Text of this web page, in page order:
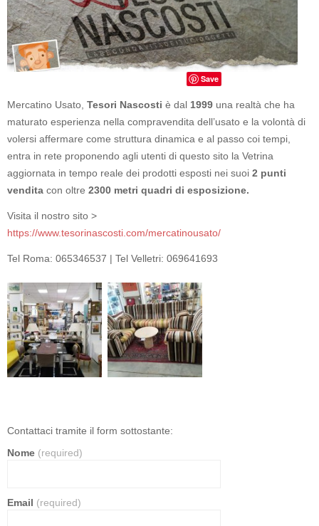
Save
Mercatino Usato, Tesori Nascosti è dal 1999 una realtà che ha
maturato esperienza nella compravendita dell’usato e la volontà di
volersi affermare come struttura dinamica e al passo coi tempi,
entra in rete proponendo agli utenti di questo sito la Vetrina
aggiornata in tempo reale dei prodotti esposti nei suoi 2 punti
vendita con oltre 2300 metri quadri di esposizione.
Visita il nostro sito >
https://www.tesorinascosti.com/mercatinousato/
Tel Roma: 065346537 | Tel Velletri: 069641693
Contattaci tramite il form sottostante:
Nome (required)
Email (required)